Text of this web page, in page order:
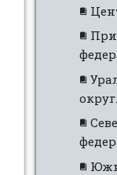
округ.